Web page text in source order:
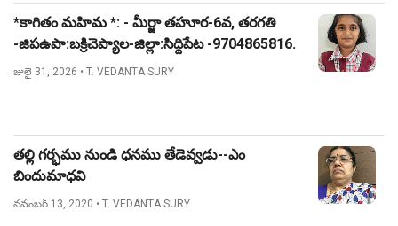
*కాగితం మహిమ *: - మీర్జా తహూర-6వ, తరగతి
-జిపఉపా:బక్రిచెప్యాల-జిల్లా:సిద్దిపేట -9704865816.
జులై 31, 2026 • T. VEDANTA SURY
తల్లి గర్భము నుండి ధనము తేడెవ్వడు--ఎం
బిందుమాధవి
నవంబర్ 13, 2020 • T. VEDANTA SURY